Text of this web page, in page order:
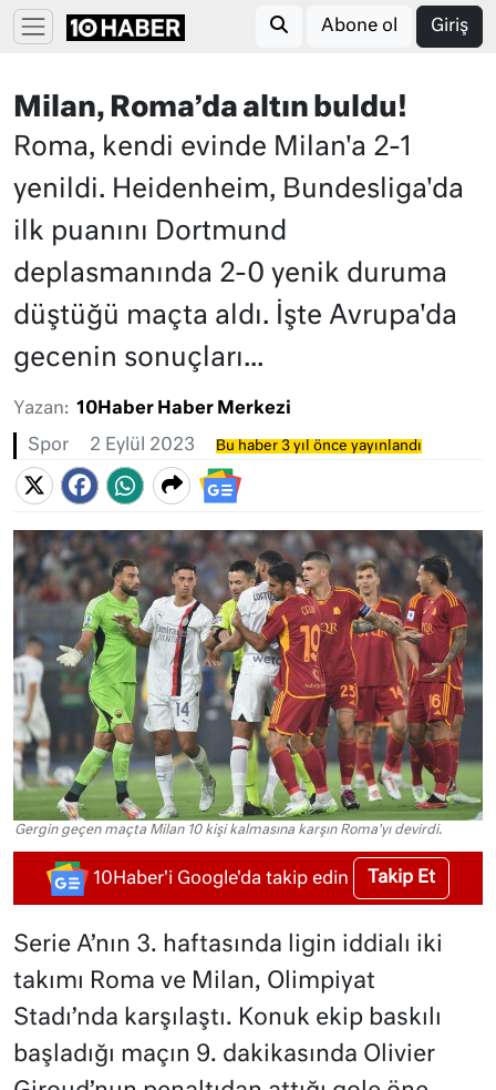
Abone ol Giriş
Milan, Roma’da altın buldu!
Roma, kendi evinde Milan'a 2-1
yenildi. Heidenheim, Bundesliga'da
ilk puanını Dortmund
deplasmanında 2-0 yenik duruma
düştüğü maçta aldı. İşte Avrupa'da
gecenin sonuçları...
Yazan: 10Haber Haber Merkezi
Spor 2 Eylül 2023 Bu haber 3 yıl önce yayınlandı
Gergin geçen maçta Milan 10 kişi kalmasına karşın Roma'yı devirdi.
10Haber'i Google'da takip edin Takip Et
Serie A’nın 3. haftasında ligin iddialı iki
takımı Roma ve Milan, Olimpiyat
Stadı’nda karşılaştı. Konuk ekip baskılı
başladığı maçın 9. dakikasında Olivier